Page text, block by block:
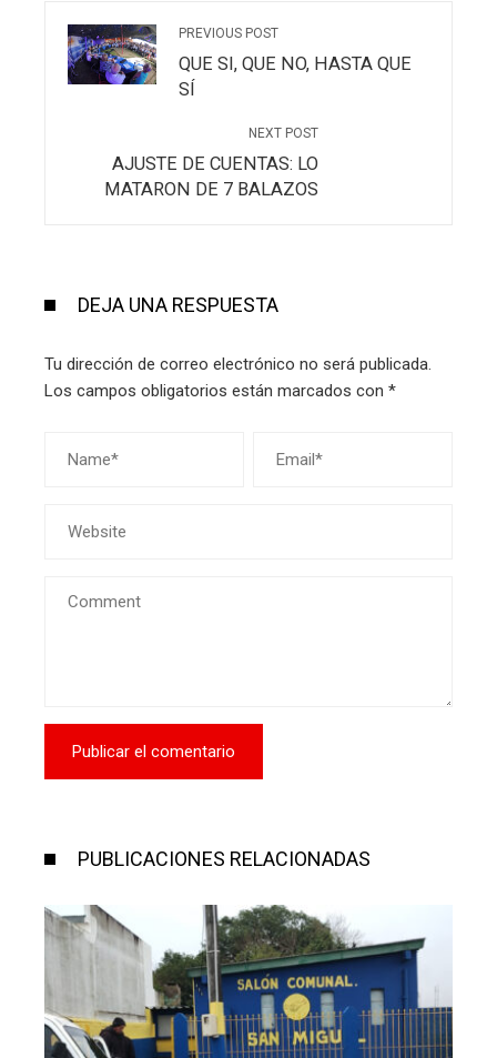
PREVIOUS POST
QUE SI, QUE NO, HASTA QUE
SÍ
NEXT POST
AJUSTE DE CUENTAS: LO
MATARON DE 7 BALAZOS
DEJA UNA RESPUESTA
Tu dirección de correo electrónico no será publicada.
Los campos obligatorios están marcados con *
PUBLICACIONES RELACIONADAS